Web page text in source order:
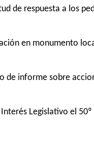
de respuesta a los
en monumento
de informe sobre
Legislativo el 50º